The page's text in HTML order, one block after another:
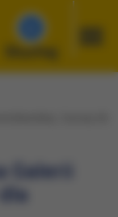
Słuchaj